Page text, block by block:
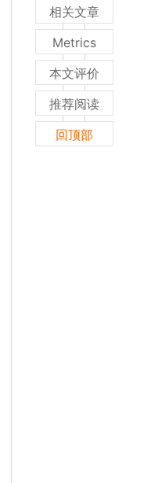
相关文章
Metrics
本文评价
推荐阅读
回顶部